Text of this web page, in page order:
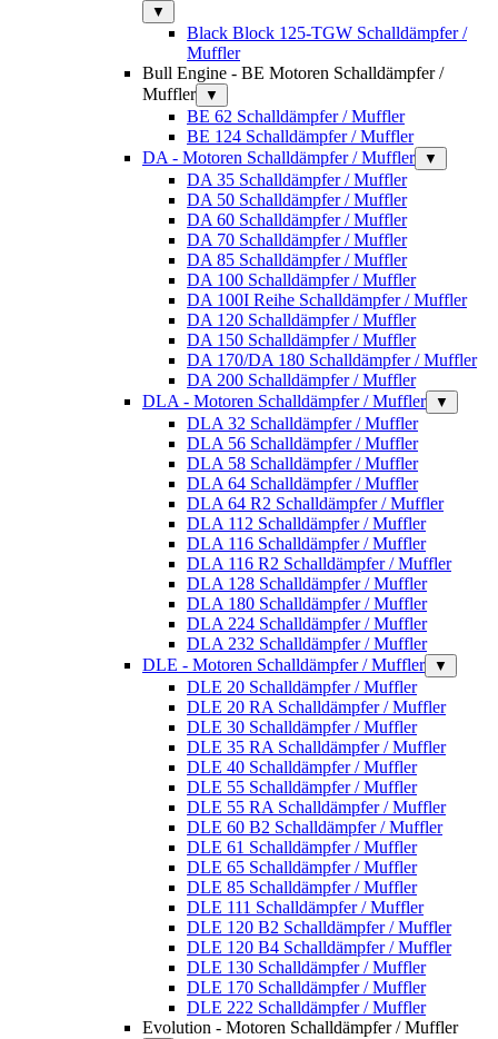
▼
Black Block 125-TGW Schalldämpfer /
Muffler
Bull Engine - BE Motoren Schalldämpfer /
Muffler
▼
BE 62 Schalldämpfer / Muffler
BE 124 Schalldämpfer / Muffler
DA - Motoren Schalldämpfer / Muffler
▼
DA 35 Schalldämpfer / Muffler
DA 50 Schalldämpfer / Muffler
DA 60 Schalldämpfer / Muffler
DA 70 Schalldämpfer / Muffler
DA 85 Schalldämpfer / Muffler
DA 100 Schalldämpfer / Muffler
DA 100I Reihe Schalldämpfer / Muffler
DA 120 Schalldämpfer / Muffler
DA 150 Schalldämpfer / Muffler
DA 170/DA 180 Schalldämpfer / Muffler
DA 200 Schalldämpfer / Muffler
DLA - Motoren Schalldämpfer / Muffler
▼
DLA 32 Schalldämpfer / Muffler
DLA 56 Schalldämpfer / Muffler
DLA 58 Schalldämpfer / Muffler
DLA 64 Schalldämpfer / Muffler
DLA 64 R2 Schalldämpfer / Muffler
DLA 112 Schalldämpfer / Muffler
DLA 116 Schalldämpfer / Muffler
DLA 116 R2 Schalldämpfer / Muffler
DLA 128 Schalldämpfer / Muffler
DLA 180 Schalldämpfer / Muffler
DLA 224 Schalldämpfer / Muffler
DLA 232 Schalldämpfer / Muffler
DLE - Motoren Schalldämpfer / Muffler
▼
DLE 20 Schalldämpfer / Muffler
DLE 20 RA Schalldämpfer / Muffler
DLE 30 Schalldämpfer / Muffler
DLE 35 RA Schalldämpfer / Muffler
DLE 40 Schalldämpfer / Muffler
DLE 55 Schalldämpfer / Muffler
DLE 55 RA Schalldämpfer / Muffler
DLE 60 B2 Schalldämpfer / Muffler
DLE 61 Schalldämpfer / Muffler
DLE 65 Schalldämpfer / Muffler
DLE 85 Schalldämpfer / Muffler
DLE 111 Schalldämpfer / Muffler
DLE 120 B2 Schalldämpfer / Muffler
DLE 120 B4 Schalldämpfer / Muffler
DLE 130 Schalldämpfer / Muffler
DLE 170 Schalldämpfer / Muffler
DLE 222 Schalldämpfer / Muffler
Evolution - Motoren Schalldämpfer / Muffler